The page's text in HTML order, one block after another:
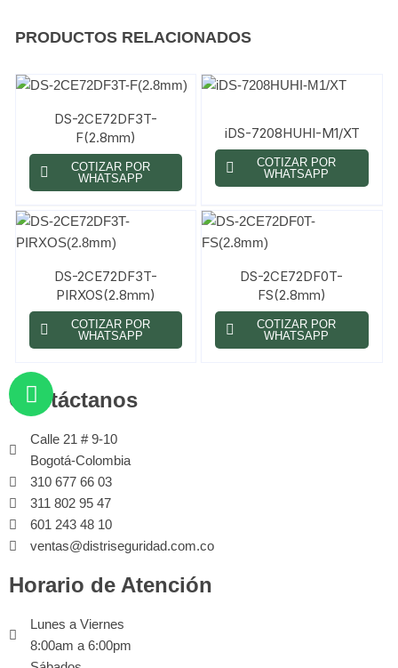
PRODUCTOS RELACIONADOS
DS-2CE72DF3T-
F(2.8mm)
COTIZAR POR
WHATSAPP
iDS-7208HUHI-M1/XT
COTIZAR POR
WHATSAPP
DS-2CE72DF3T-
PIRXOS(2.8mm)
COTIZAR POR
WHATSAPP
DS-2CE72DF0T-
FS(2.8mm)
COTIZAR POR
WHATSAPP
Contáctanos
Calle 21 # 9-10
Bogotá-Colombia
310 677 66 03
311 802 95 47
601 243 48 10
ventas@distriseguridad.com.co
Horario de Atención
Lunes a Viernes
8:00am a 6:00pm